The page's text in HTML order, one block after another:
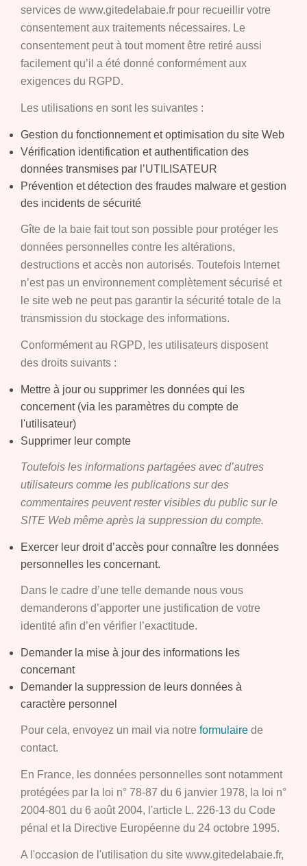
services de www.gitedelabaie.fr pour recueillir votre
consentement aux traitements nécessaires. Le
consentement peut à tout moment être retiré aussi
facilement qu’il a été donné conformément aux
exigences du RGPD.
Les utilisations en sont les suivantes :
Gestion du fonctionnement et optimisation du site Web
Vérification identification et authentification des
données transmises par l’UTILISATEUR
Prévention et détection des fraudes malware et gestion
des incidents de sécurité
Gîte de la baie fait tout son possible pour protéger les
données personnelles contre les altérations,
destructions et accès non autorisés. Toutefois Internet
n’est pas un environnement complètement sécurisé et
le site web ne peut pas garantir la sécurité totale de la
transmission du stockage des informations.
Conformément au RGPD, les utilisateurs disposent
des droits suivants :
Mettre à jour ou supprimer les données qui les
concernent (via les paramètres du compte de
l'utilisateur)
Supprimer leur compte
Toutefois les informations partagées avec d’autres
utilisateurs comme les publications sur des
commentaires peuvent rester visibles du public sur le
SITE Web même après la suppression du compte.
Exercer leur droit d’accès pour connaître les données
personnelles les concernant.
Dans le cadre d’une telle demande nous vous
demanderons d’apporter une justification de votre
identité afin d’en vérifier l’exactitude.
Demander la mise à jour des informations les
concernant
Demander la suppression de leurs données à
caractère personnel
Pour cela, envoyez un mail via notre formulaire de
contact.
En France, les données personnelles sont notamment
protégées par la loi n° 78-87 du 6 janvier 1978, la loi n°
2004-801 du 6 août 2004, l'article L. 226-13 du Code
pénal et la Directive Européenne du 24 octobre 1995.
A l'occasion de l'utilisation du site www.gitedelabaie.fr,